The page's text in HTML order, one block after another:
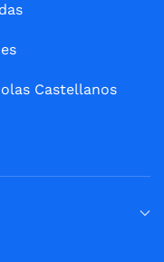
Castellanos